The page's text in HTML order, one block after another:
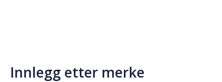
Innlegg etter merke